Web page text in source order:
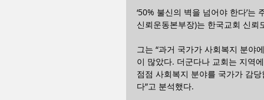
‘50% 불신의 벽을 넘어야 한다’
신뢰운동본부장)는 한국교회 신
그는 “과거 국가가 사회복지 분야
이 많았다. 더군다나 교회는 지역
점점 사회복지 분야를 국가가 감
다”고 분석했다.